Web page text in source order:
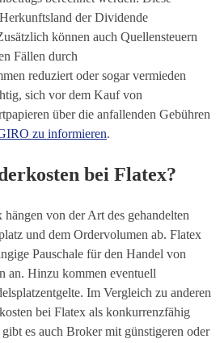
der Dividende
können auch Quellensteuern
Fällen durch
reduziert oder sogar vermieden
sich vor dem Kauf von
über die anfallenden Gebühren
zu informieren.
bei Flatex?
von der Art des gehandelten
und dem Ordervolumen ab. Flatex
Pauschale für den Handel von
an. Hinzu kommen eventuell
Im Vergleich zu anderen
bei Flatex als konkurrenzfähig
es auch Broker mit günstigeren oder